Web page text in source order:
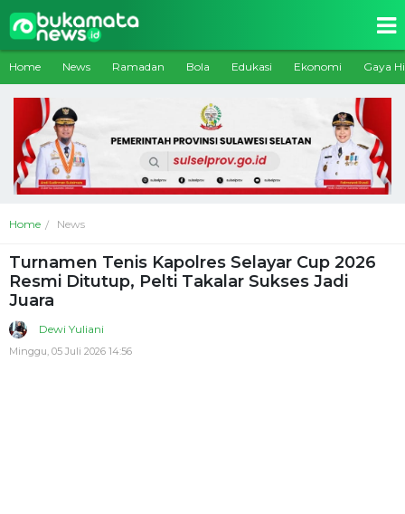
Home News Ramadan Bola Edukasi Ekonomi Gaya
Home News
Turnamen Tenis Kapolres Selayar Cup 2026
Resmi Ditutup, Pelti Takalar Sukses Jadi
Juara
Dewi Yuliani
Minggu, 05 Juli 2026 14:56